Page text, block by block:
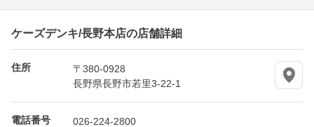
ケーズデンキ/長野本店の店舗詳細
住所
〒380-0928
長野県長野市若里3-22-1
電話番号 026-224-2800